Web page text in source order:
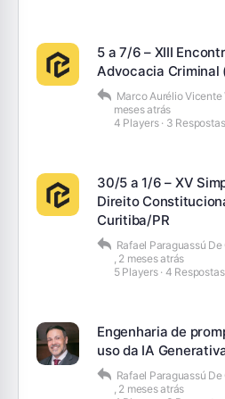
5 a 7/6 – XIII
Advocacia Criminal
Marco Aurélio Vicente
meses atrás
4 Players · 3 Respostas
30/5 a 1/6 – XV
Direito
Curitiba/PR
Rafael Paraguassú
, 2 meses atrás
5 Players · 4 Respostas
Engenharia de
uso da IA
Rafael Paraguassú
, 2 meses atrás